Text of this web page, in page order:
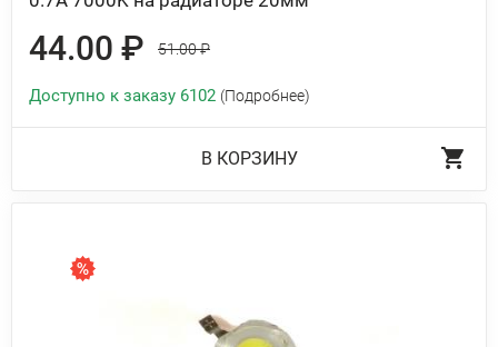
44.00 ₽ 51.00 ₽
Доступно к заказу 6102 (Подробнее)
В КОРЗИНУ